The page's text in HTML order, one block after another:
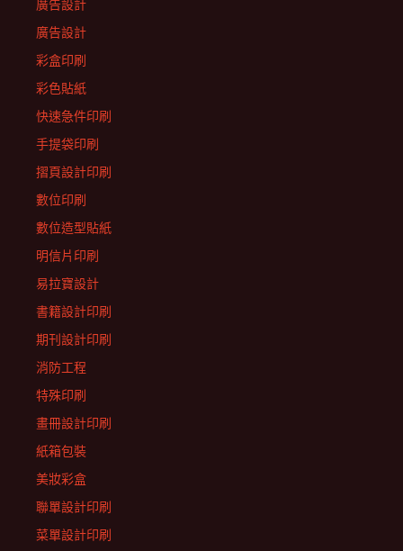
廣告設計
廣告設計
彩盒印刷
彩色貼紙
快速急件印刷
手提袋印刷
摺頁設計印刷
數位印刷
數位造型貼紙
明信片印刷
易拉寶設計
書籍設計印刷
期刊設計印刷
消防工程
特殊印刷
畫冊設計印刷
紙箱包裝
美妝彩盒
聯單設計印刷
菜單設計印刷